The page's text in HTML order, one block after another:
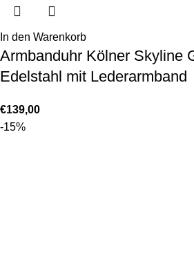
In den Warenkorb
Armbanduhr Kölner Skyline
Edelstahl mit Lederarmband
€139,00
-15%